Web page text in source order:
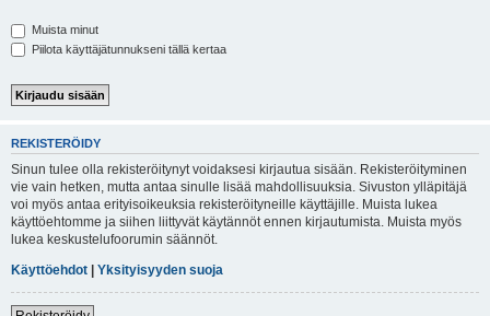
Muista minut
Piilota käyttäjätunnukseni tällä kertaa
REKISTERÖIDY
Sinun tulee olla rekisteröitynyt voidaksesi kirjautua sisään. Rekisteröityminen
vie vain hetken, mutta antaa sinulle lisää mahdollisuuksia. Sivuston ylläpitäjä
voi myös antaa erityisoikeuksia rekisteröityneille käyttäjille. Muista lukea
käyttöehtomme ja siihen liittyvät käytännöt ennen kirjautumista. Muista myös
lukea keskustelufoorumin säännöt.
Käyttöehdot | Yksityisyyden suoja